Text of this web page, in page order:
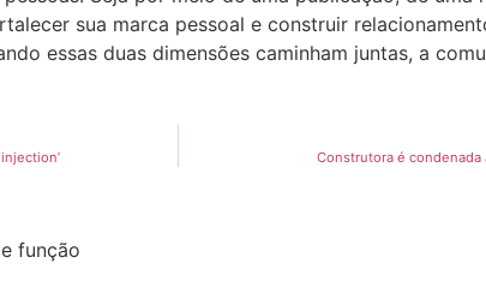
sua marca pessoal e construir
essas duas dimensões caminham juntas, a
Construtora é